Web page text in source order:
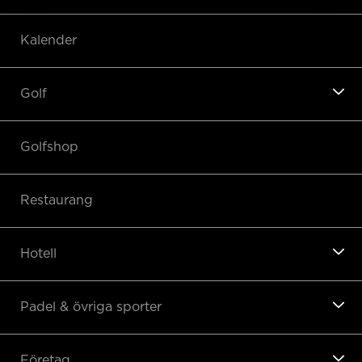
Kalender
Golf
Golfshop
Restaurang
Hotell
Padel & övriga sporter